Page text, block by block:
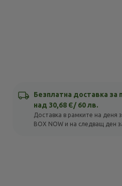
Безплатна доставка за
над 30,68 Є/ 60 лв.
Доставка в рамките на деня
BOX NOW и на следващ ден